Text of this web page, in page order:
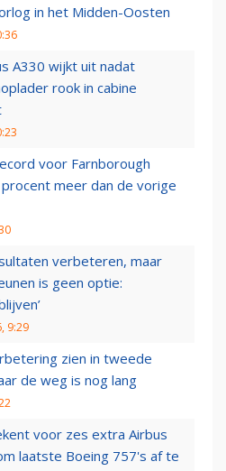
in het Midden-Oosten
A330 wijkt uit nadat
rook in cabine
voor Farnborough
meer dan de vorige
verbeteren, maar
is geen optie:
9:29
zien in tweede
de weg is nog lang
voor zes extra Airbus
laatste Boeing 757's af te